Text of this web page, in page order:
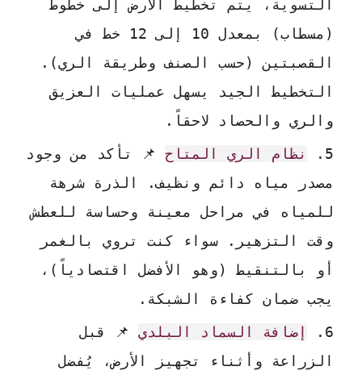
التسوية، يتم تخطيط الأرض إلى خطوط
(مسطاب) بمعدل 10 إلى 12 خط في
القصبتين (حسب الصنف وطريقة الري).
التخطيط الجيد يسهل عمليات العزيق
والري والحصاد لاحقاً.
نظام الري المتاح 📌 تأكد من وجود
مصدر مياه دائم ونظيف. الذرة شرهة
للمياه في مراحل معينة وحساسة للعطش
وقت التزهير. سواء كنت تروي بالغمر
أو بالتنقيط (وهو الأفضل اقتصادياً)،
يجب ضمان كفاءة الشبكة.
إضافة السماد البلدي 📌 قبل
الزراعة وأثناء تجهيز الأرض، يُفضل